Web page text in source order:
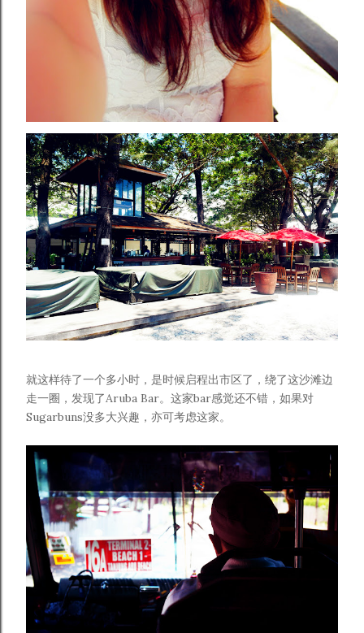
就这样待了一个多小时，是时候启程出市区了，绕了这沙滩边
走一圈，发现了Aruba Bar。这家bar感觉还不错，如果对
Sugarbuns没多大兴趣，亦可考虑这家。